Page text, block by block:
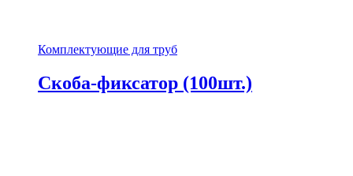
Комплектующие для труб
Скоба-фиксатор (100шт.)